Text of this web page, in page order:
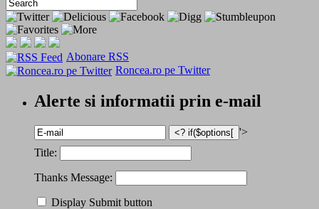
Abonare RSS
Roncea.ro pe Twitter
Alerte si informatii prin e-mail
'>
Title:
Thanks Message:
Display Submit button